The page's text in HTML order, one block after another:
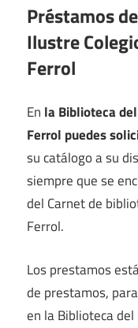
Préstamos
Ilustre
Ferrol
En la Biblioteca
Ferrol puedes
su catálogo a su
siempre que se
del Carnet de
Ferrol.
Los prestamos
de prestamos,
en la Biblioteca